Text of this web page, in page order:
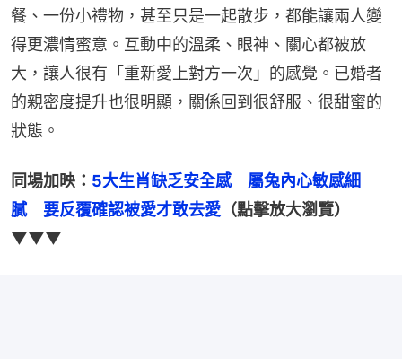
餐、一份小禮物，甚至只是一起散步，都能讓兩人變
得更濃情蜜意。互動中的溫柔、眼神、關心都被放
大，讓人很有「重新愛上對方一次」的感覺。已婚者
的親密度提升也很明顯，關係回到很舒服、很甜蜜的
狀態。
同場加映： 5大生肖缺乏安全感　屬兔內心敏感細
膩　要反覆確認被愛才敢去愛 （點擊放大瀏覽）
▼▼▼